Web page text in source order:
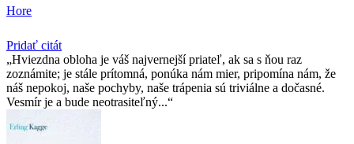
Hore
Pridať citát
Hviezdna obloha je váš najvernejší priateľ, ak sa s ňou raz
zoznámite; je stále prítomná, ponúka nám mier, pripomína nám, že
náš nepokoj, naše pochyby, naše trápenia sú triviálne a dočasné.
Vesmír je a bude neotrasiteľný...